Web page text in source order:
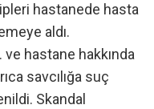
hastanede hasta
aldı.
hastane hakkında
savcılığa suç
Skandal